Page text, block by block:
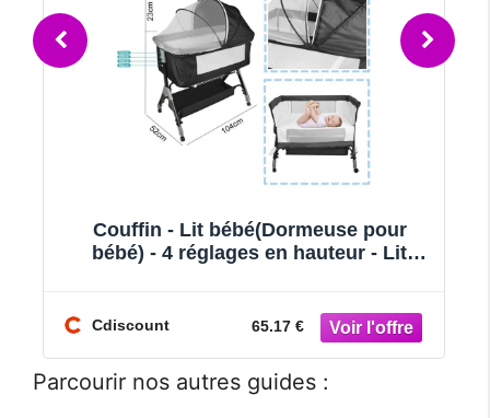
- Lit bébé(Dormeuse pour
4 réglages en hauteur - Lit
65.17 €
B.LIVEM
Draisienne
Cdiscount
Parcourir nos autres guides :